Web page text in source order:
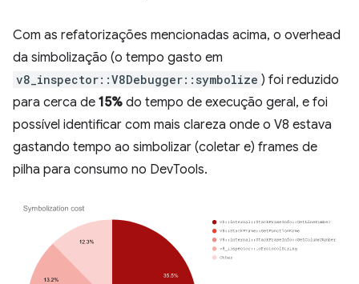
Com as refatorizações mencionadas acima, o overhead
da simbolização (o tempo gasto em
v8_inspector::V8Debugger::symbolize ) foi reduzido
para cerca de 15% do tempo de execução geral, e foi
possível identificar com mais clareza onde o V8 estava
gastando tempo ao simbolizar (coletar e) frames de
pilha para consumo no DevTools.